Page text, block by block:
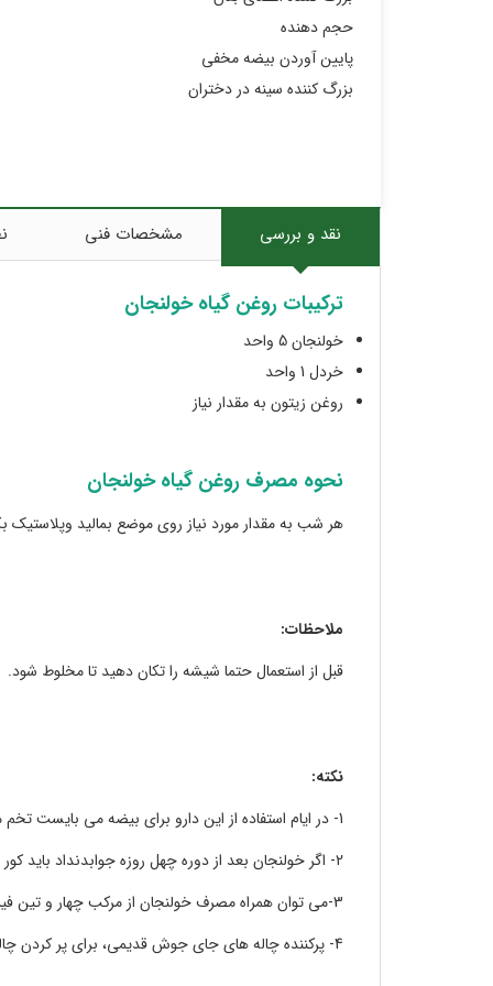
حجم دهنده
پایین آوردن بیضه مخفی
بزرگ کننده سینه در دختران
نقد و بررسی مشخصات فنی
ترکیبات روغن گیاه خولنجان
خولنجان 5 واحد
خردل 1 واحد
روغن زیتون به مقدار نیاز
نحوه مصرف روغن گیاه خولنجان
هر شب به مقدار مورد نیاز روى موضع بمالید
ملاحظات:
قبل از استعمال حتما شیشه را تکان دهید تا مخلوط شود.
نکته:
1- در ایام استفاده از این دارو برای بیضه می بایست تخم مرغ محلی و پیاز سفید را با روغن زیتون سرخ کرده و میل شود و همچنین کاسنی هم مصرف شود
2- اگر خولنجان بعد از دوره چهل روزه جوابدنداد باید کور و کاسنی مصرف شود
3-می توان همراه مصرف خولنجان از مرکب چهار و تین فیل نیز استفاده کرد
4- پرکننده چاله های جای جوش قدیمی، برای پر کردن چاله های جوش در صورت دو ساعت روی صورت بماند.